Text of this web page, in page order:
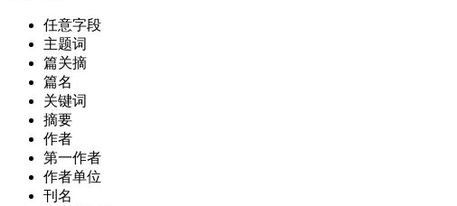
任意字段
主题词
篇关摘
篇名
关键词
摘要
作者
第一作者
作者单位
刊名